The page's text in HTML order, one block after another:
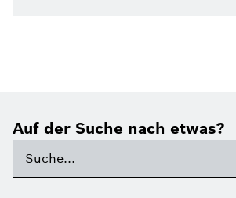
Auf der Suche nach etwas?